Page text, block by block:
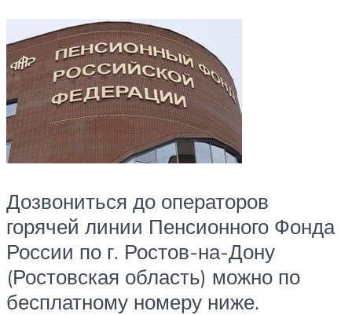
Дозвониться до операторов
горячей линии Пенсионного Фонда
России по г. Ростов-на-Дону
(Ростовская область) можно по
бесплатному номеру ниже.